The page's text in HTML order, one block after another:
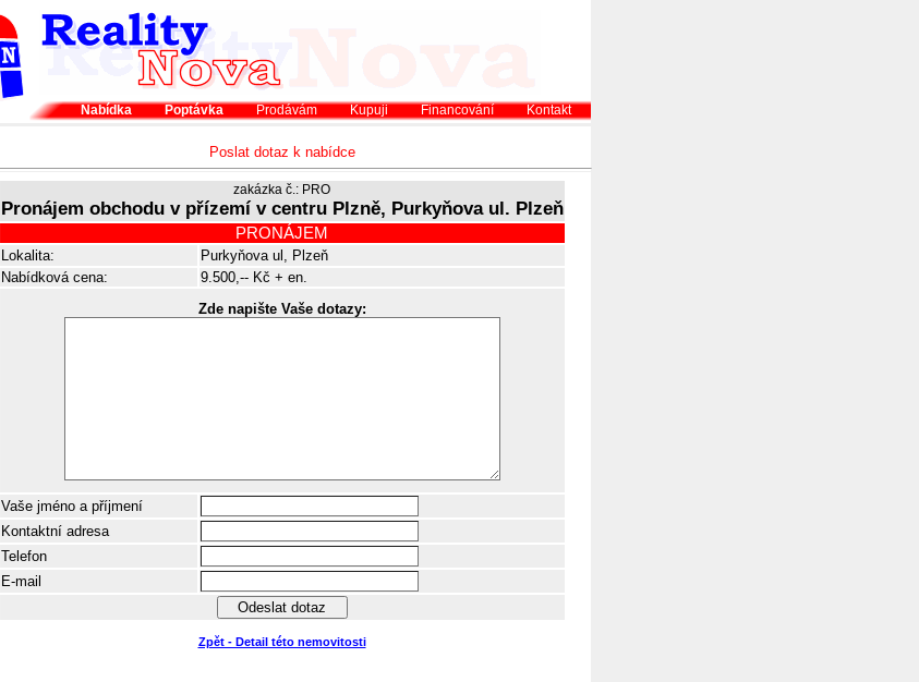
Nabídka Poptávka Prodávám Kupuji Financování Kontakt
Poslat dotaz k nabídce
zakázka č.: PRO
Pronájem obchodu v přízemí v centru Plzně, Purkyňova ul. Plzeň
PRONÁJEM
Lokalita:
Purkyňova ul, Plzeň
Nabídková cena:
9.500,-- Kč + en.
Zde napište Vaše dotazy:
Vaše jméno a příjmení
Kontaktní adresa
Telefon
E-mail
Zpět - Detail této nemovitosti